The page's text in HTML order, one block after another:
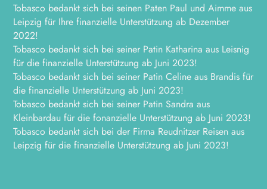
Tobasco bedankt sich bei seinen Paten Paul und Aimme aus
Leipzig für Ihre finanzielle Unterstützung ab Dezember
2022!
Tobasco bedankt sich bei seiner Patin Katharina aus Leisnig
für die finanzielle Unterstützung ab Juni 2023!
Tobasco bedankt sich bei seiner Patin Celine aus Brandis für
die finanzielle Unterstützung ab Juni 2023!
Tobasco bedankt sich bei seiner Patin Sandra aus
Kleinbardau für die fonanzielle Unterstützung ab Juni 2023!
Tobasco bedankt sich bei der Firma Reudnitzer Reisen aus
Leipzig für die finanzielle Unterstützung ab Juni 2023!